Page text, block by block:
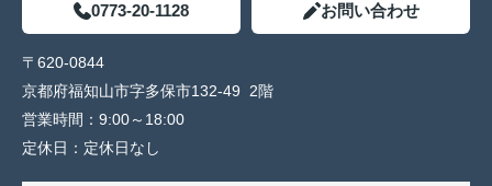
0773-20-1128 お問い合わせ
〒620-0844
京都府福知山市字多保市132-49 2階
営業時間： 9:00～18:00
定休日： 定休日なし